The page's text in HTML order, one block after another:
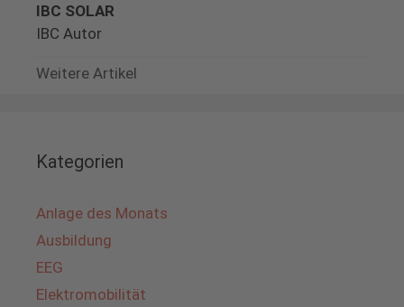
IBC SOLAR
IBC Autor
Weitere Artikel
Kategorien
Anlage des Monats
Ausbildung
EEG
Elektromobilität